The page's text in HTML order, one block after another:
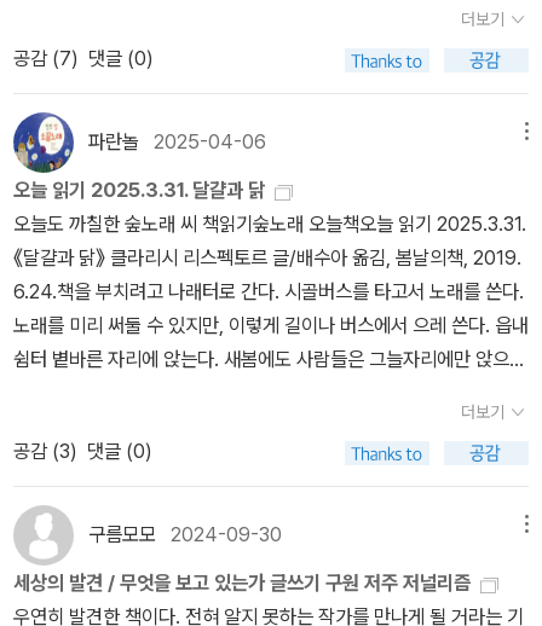
낸다는 것이 무엇인지 각성하게 하는 책이다. 무서운 작가들이다.
브라이도티에게 소개받은 책이지. 정말 그럴까.조심조심하느 수밖에
없어. 놓치지 않으려면 몸매무시와 시공간 여기저기에 널 두고 힐끗
널.
은 어디 있을까? 내게 영감을 달라. 나는 거의 모든 것을 갖고 있으
니, 나는 본질을 기다리는 틀을 갖고 있으니, 그런데 겨우 그게 내 전
부라고? 자신을 어떻게 해야 하는지 모르는 사람은 무엇을 해야 할
까? 몸과 영혼을 유익케 하기 위해 자기 자신을 몸과 영혼으로 나누
어 써야 할까? 아니면 자기 내면의 힘을 저 바깥의 힘으로 치환해야
할까? - P107 나는 계속해서 조용히 숨을 쉬었고, 내 몸은 공중에 따
스하고 반투명한 웅웅거림으로 남은 마지막 소리 속에서 여전히 진동
하고 있었다. 그 순간은 너무 완벽해서, 나는 두렵지 않았고 무언가
에 감사하지도 않았으며, 신이라는 관념에 이끌리지도 않았다. 나
는 이제 죽고 싶다고, 내 안에서 해방된, 고통 이상의 무언가가 외쳤
다. 이 다음에 이어질 순간은 더 낮고 공허할 터였다.나는 위로 오르
고 싶었으니, 오직 하나의 끝과도 같은 죽음만이 내리막 없는 절정
을 안겨 줄 터였다. 주위의 사람들이 일어나 움직이고 있었다. 나는 일
더보기
공감 (7) 댓글 (0)
파란놀 2025-04-06
오늘 읽기 2025.3.31. 달걀과 닭
오늘도 까칠한 숲노래 씨 책읽기숲노래 오늘책오늘 읽기 2025.3.31.
《달걀과 닭》 클라리시 리스펙토르 글/배수아 옮김, 봄날의책, 2019.
6.24.책을 부치려고 나래터로 간다. 시골버스를 타고서 노래를 쓴다.
노래를 미리 써둘 수 있지만, 이렇게 길이나 버스에서 으레 쓴다. 읍내
쉼터 볕바른 자리에 앉는다. 새봄에도 사람들은 그늘자리에만 앉으면
어 책을 펴지 않는 이웃이 훨씬 많다만, 손전화로 그림(유튜브)만 들
여다보는 사람이 늘더라도, “이런 나라는 안 아름답다”고 느끼는 사
람부터 천천히 거닐며 종이책을 읽을 노릇이라고 느낀다. 지난 1995
년에도, 1985년에도, 책을 읽는 사람은 적었다. 아직 안 읽는 사람을
억지로 잡아끌기보다는, 꾸준히 읽는 사람 스스로 품을 넓혀서 온갖
목소리와 여러 삶자락을 아우르는 마음으로 나아가면, 이때에 천천히
더보기
공감 (3) 댓글 (0)
구름모모 2024-09-30
세상의 발견 / 무엇을 보고 있는가 글쓰기 구원 저주 저널리즘
우연히 발견한 책이다. 전혀 알지 못하는 작가를 만나게 될 거라는 기